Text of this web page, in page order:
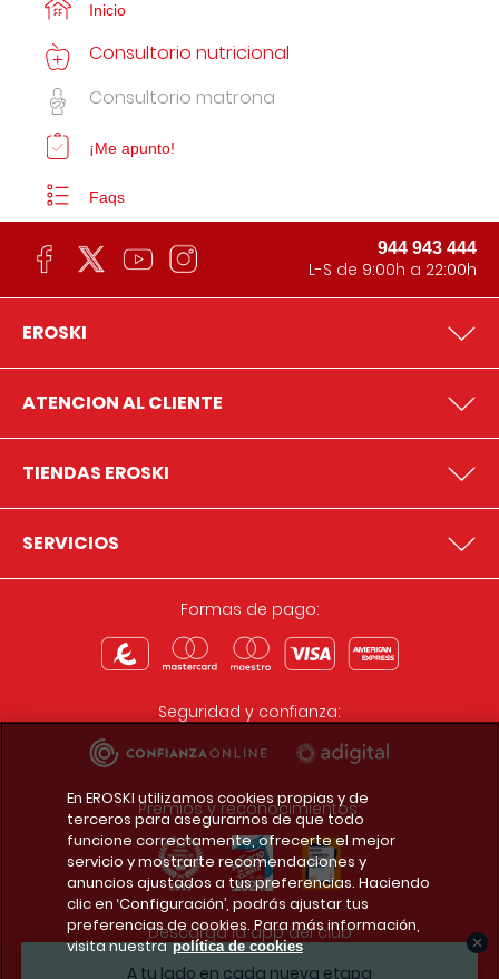
A tu lado en cada nueva etapa
Inicio
Consultorio nutricional
Consultorio matrona
¡Me apunto!
Faqs
944 943 444
L-S de 9:00h a 22:00h
EROSKI
ATENCION AL CLIENTE
TIENDAS EROSKI
SERVICIOS
Formas de pago:
Seguridad y confianza:
Premios y reconocimientos:
Descarga la app del club
En EROSKI utilizamos cookies propias y de
terceros para asegurarnos de que todo
funcione correctamente, ofrecerte el mejor
servicio y mostrarte recomendaciones y
anuncios ajustados a tus preferencias. Haciendo
clic en ‘Configuración’, podrás ajustar tus
preferencias de cookies. Para más información,
visita nuestra política de cookies